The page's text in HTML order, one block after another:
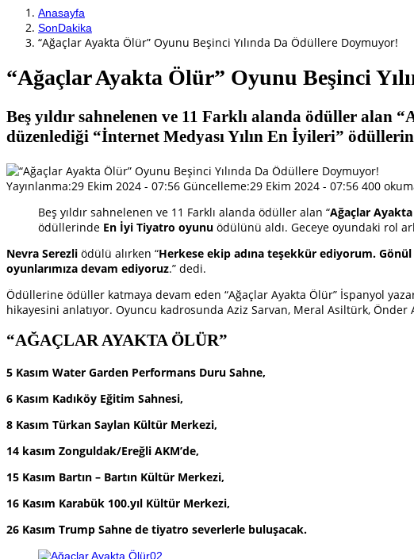
Anasayfa
SonDakika
“Ağaçlar Ayakta Ölür” Oyunu Beşinci Yılında Da Ödüllere Doymuyor!
“Ağaçlar Ayakta Ölür” Oyunu Beşinci
Beş yıldır sahnelenen ve 11 Farklı alanda ödüller alan
düzenlediği “İnternet Medyası Yılın En İyileri”
Yayınlanma:29 Ekim 2024 - 07:56 Güncelleme:29 Ekim 2024 - 07:56 400
Beş yıldır sahnelenen ve 11 Farklı alanda ödüller alan “Ağaçlar
ödüllerinde En İyi Tiyatro oyunu ödülünü aldı. Geceye oyundaki rol
Nevra Serezli ödülü alırken “Herkese ekip adına teşekkür ediyorum.
oyunlarımıza devam ediyoruz.” dedi.
Ödüllerine ödüller katmaya devam eden “Ağaçlar Ayakta Ölür” İspanyol
hikayesini anlatıyor. Oyuncu kadrosunda Aziz Sarvan, Meral Asiltürk, Önder
“AĞAÇLAR AYAKTA ÖLÜR”
5 Kasım Water Garden Performans Duru Sahne,
6 Kasım Kadıköy Eğitim Sahnesi,
8 Kasım Türkan Saylan Kültür Merkezi,
14 kasım Zonguldak/Ereğli AKM’de,
15 Kasım Bartın – Bartın Kültür Merkezi,
16 Kasım Karabük 100.yıl Kültür Merkezi,
26 Kasım Trump Sahne de tiyatro severlerle buluşacak.